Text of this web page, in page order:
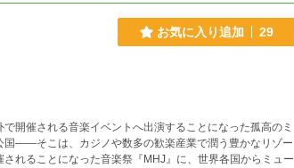
お気に入り追加 29
開催される音楽イベントへ出演することになった孤高のミ
国――そこは、カジノや数多の歓楽産業で潤う豊かなリゾー
れることになった音楽祭『MHJ』に、世界各国からミュー